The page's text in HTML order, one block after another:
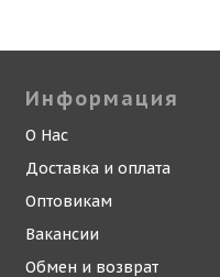
Информация
О Нас
Доставка и оплата
Оптовикам
Вакансии
Обмен и возврат